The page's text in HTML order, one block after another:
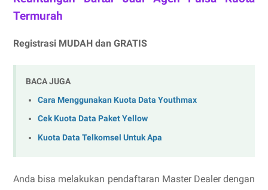
Termurah
Registrasi MUDAH dan GRATIS
BACA JUGA
Cara Menggunakan Kuota Data Youthmax
Cek Kuota Data Paket Yellow
Kuota Data Telkomsel Untuk Apa
Anda bisa melakukan pendaftaran Master Dealer dengan